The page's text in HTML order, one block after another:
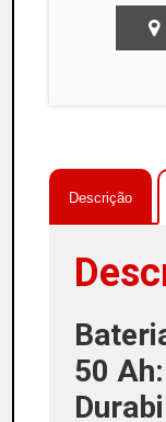
Descrição
50